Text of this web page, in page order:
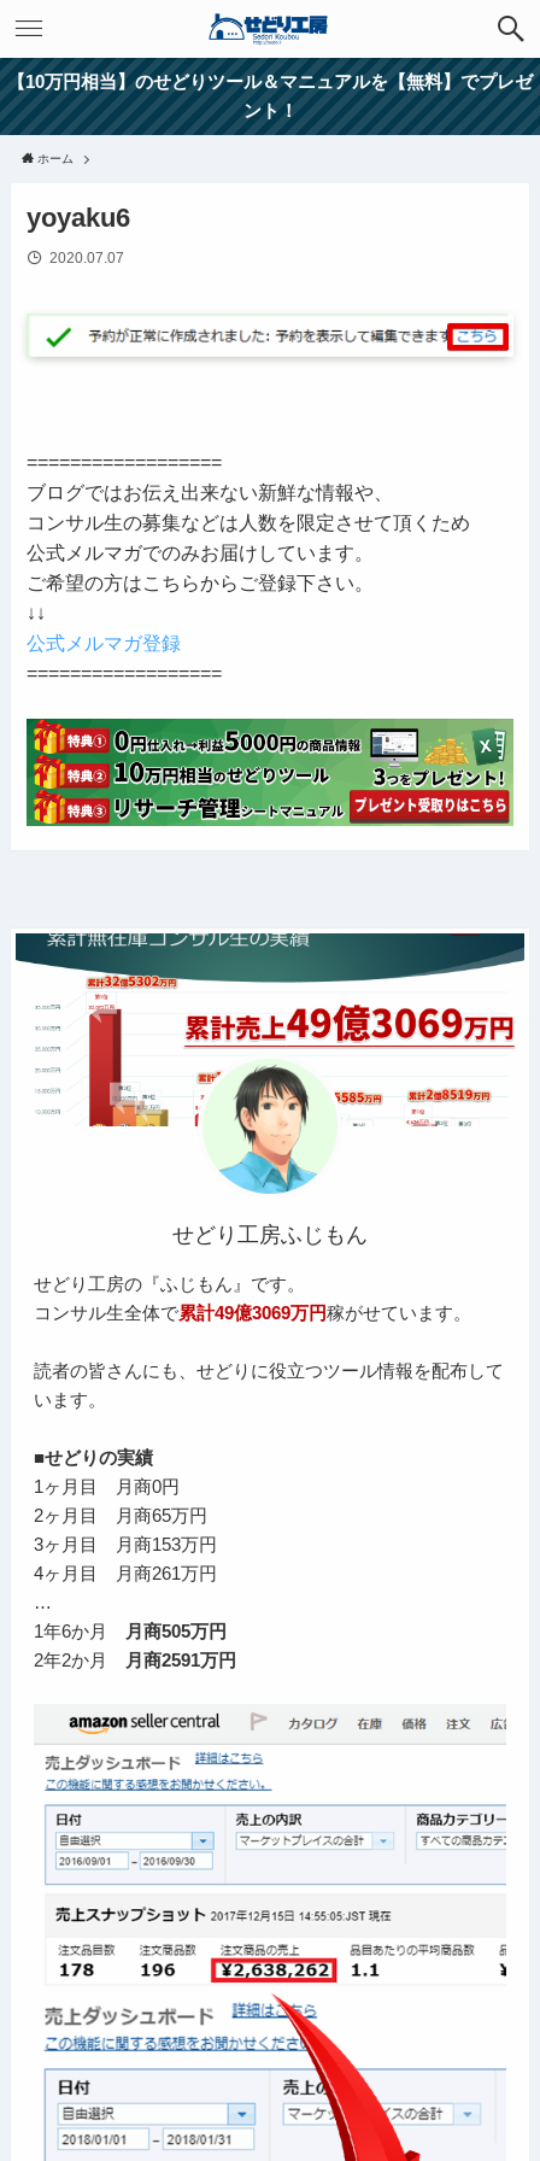
【10万円相当】のせどりツール＆マニュアルを【無料】でプレゼ
ント！
ホーム
yoyaku6
2020.07.07
==================
ブログではお伝え出来ない新鮮な情報や、
コンサル生の募集などは人数を限定させて頂くため
公式メルマガでのみお届けしています。
ご希望の方はこちらからご登録下さい。
↓↓
公式メルマガ登録
==================
せどり工房ふじもん
せどり工房の『ふじもん』です。
コンサル生全体で累計49億3069万円稼がせています。
読者の皆さんにも、せどりに役立つツール情報を配布して
います。
■せどりの実績
1ヶ月目 月商0円
2ヶ月目 月商65万円
3ヶ月目 月商153万円
4ヶ月目 月商261万円
…
1年6か月
月商505万円
2年2か月
月商2591万円